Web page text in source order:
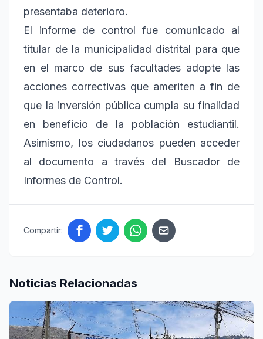
presentaba deterioro.
El informe de control fue comunicado al
titular de la municipalidad distrital para que
en el marco de sus facultades adopte las
acciones correctivas que ameriten a fin de
que la inversión pública cumpla su finalidad
en beneficio de la población estudiantil.
Asimismo, los ciudadanos pueden acceder
al documento a través del Buscador de
Informes de Control.
Compartir:
Noticias Relacionadas